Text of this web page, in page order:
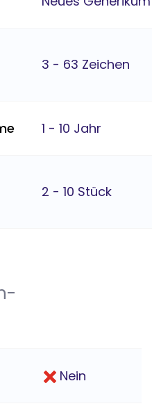
3 - 63 Zeichen
1 - 10 Jahr
2 - 10 Stück
Nein